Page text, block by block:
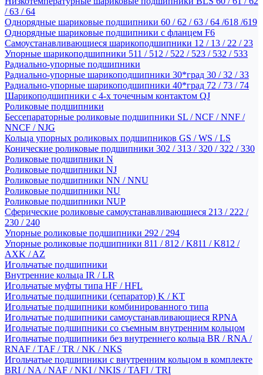
/ 63 / 64
Однорядные шариковые подшипники 60 / 62 / 63 / 64 /618 /619
Однорядные шариковые подшипники с фланцем F6
Самоустанавливающиеся шарикоподшипники 12 / 13 / 22 / 23
Упорные шарикоподшипники 511 / 512 / 522 / 523 / 532 / 533
Радиально-упорные подшипники
Радиально-упорные шарикоподшипники 30*град 30 / 32 / 33
Радиально-упорные шарикоподшипники 40*град 72 / 73 / 74
Шарикоподшипники с 4-х точечным контактом QJ
Роликовые подшипники
Бессепараторные роликовые подшипники SL / NCF / NNF /
NNCF / NJG
Кольца упорных роликовых подшипников GS / WS / LS
Конические роликовые подшипники 302 / 313 / 320 / 322 / 330
Роликовые подшипники N
Роликовые подшипники NJ
Роликовые подшипники NN / NNU
Роликовые подшипники NU
Роликовые подшипники NUP
Сферические роликовые самоустанавливающиеся 213 / 222 /
230 / 240
Упорные роликовые подшипники 292 / 294
Упорные роликовые подшипники 811 / 812 / K811 / K812 /
AXK / AZ
Игольчатые подшипники
Внутренние кольца IR / LR
Игольчатые муфты типа HF / HFL
Игольчатые подшипники (сепаратор) K / KT
Игольчатые подшипники комбинированного типа
Игольчатые подшипники самоустанавливающиеся RPNA
Игольчатые подшипники со съемным внутренним кольцом
Игольчатые подшипники без внутреннего кольца BR / RNA /
RNAF / TAF / TR / NK / NKS
Игольчатые подшипники с внутренним кольцом в комплекте
BRI / NA / NAF / NKI / NKIS / TAFI / TRI